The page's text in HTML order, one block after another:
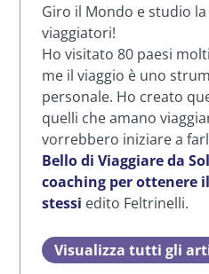
Giro il Mondo e studio
viaggiatori!
Ho visitato 80 paesi
me il viaggio è uno
personale. Ho creato
quelli che amano
vorrebbero iniziare a
Bello di Viaggiare da
coaching per ottenere
stessi edito Feltrinelli.
Visualizza tutti gli